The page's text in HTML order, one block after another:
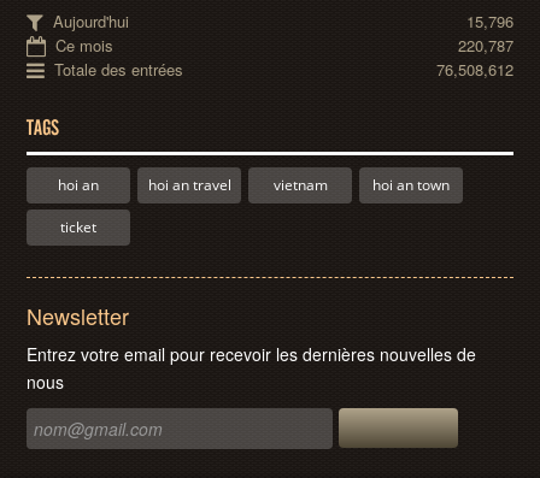
Aujourd'hui
15,796
Ce mois
220,787
Totale des entrées
76,508,612
TAGS
hoi an hoi an travel vietnam hoi an town
ticket
Newsletter
Entrez votre email pour recevoir les dernières nouvelles de
nous